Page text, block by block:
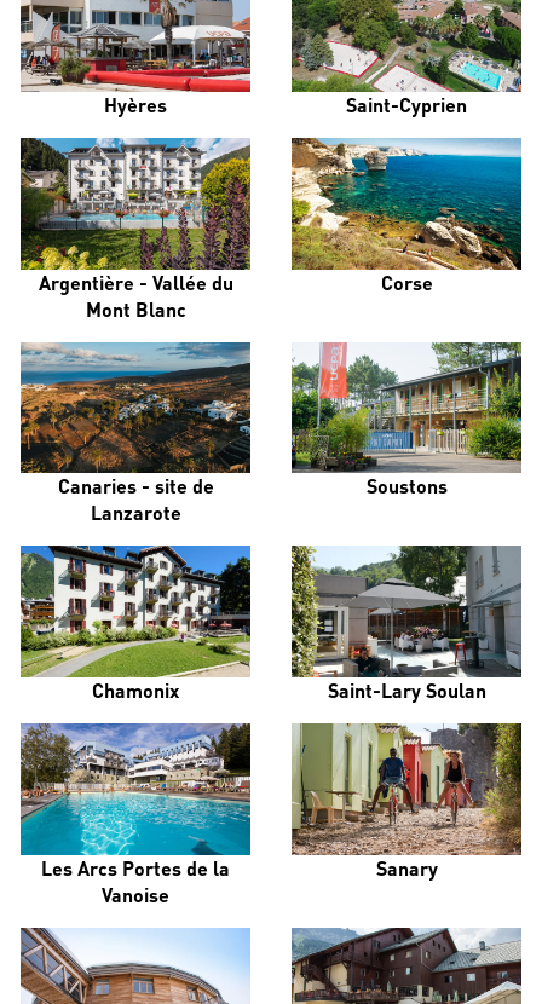
Hyères Saint-Cyprien
Argentière - Vallée du
Mont Blanc
Corse
Canaries - site de
Lanzarote
Soustons
Chamonix Saint-Lary Soulan
Les Arcs Portes de la
Vanoise
Sanary